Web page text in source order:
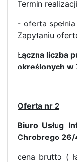
Termin
- oferta
Zapytaniu
Łączna liczba
określonych w
Oferta nr 2
Biuro Usług
Chrobrego
cena brutto (